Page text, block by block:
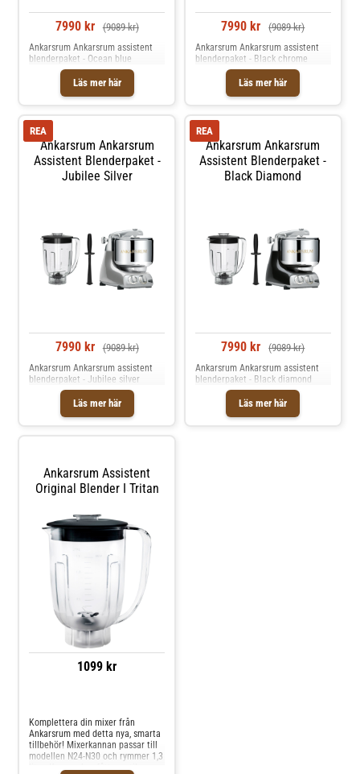
7990 kr (9089 kr)
Läs mer här
Ankarsrum Ankarsrum assistent
blenderpaket - Ocean blue
7990 kr (9089 kr)
Läs mer här
Ankarsrum Ankarsrum assistent
blenderpaket - Black chrome
Ankarsrum Ankarsrum
Assistent Blenderpaket -
Jubilee Silver
REA
7990 kr (9089 kr)
Läs mer här
Ankarsrum Ankarsrum assistent
blenderpaket - Jubilee silver
Ankarsrum Ankarsrum
Assistent Blenderpaket -
Black Diamond
REA
7990 kr (9089 kr)
Läs mer här
Ankarsrum Ankarsrum assistent
blenderpaket - Black diamond
Ankarsrum Assistent
Original Blender I Tritan
1099 kr
Komplettera din mixer från
Ankarsrum med detta nya, smarta
tillbehör! Mixerkannan passar till
modellen N24-N30 och rymmer 1,3
liter. Kannan har fått en stilren